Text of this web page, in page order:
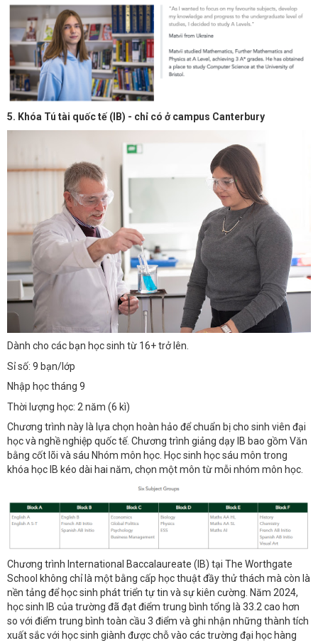
5. Khóa Tú tài quốc tế (IB) - chỉ có ở campus Canterbury
Dành cho các bạn học sinh từ 16+ trở lên.
Sỉ số: 9 bạn/lớp
Nhập học tháng 9
Thời lượng học: 2 năm (6 kì)
Chương trình này là lựa chọn hoàn hảo để chuẩn bị cho sinh viên đại
học và nghề nghiệp quốc tế. Chương trình giảng dạy IB bao gồm Văn
bằng cốt lõi và sáu Nhóm môn học. Học sinh học sáu môn trong
khóa học IB kéo dài hai năm, chọn một môn từ mỗi nhóm môn học.
Chương trình International Baccalaureate (IB) tại The Worthgate
School không chỉ là một bằng cấp học thuật đầy thử thách mà còn là
nền tảng để học sinh phát triển tự tin và sự kiên cường. Năm 2024,
học sinh IB của trường đã đạt điểm trung bình tổng là 33.2 cao hơn
so với điểm trung bình toàn cầu 3 điểm và ghi nhận những thành tích
xuất sắc với học sinh giành được chỗ vào các trường đại học hàng